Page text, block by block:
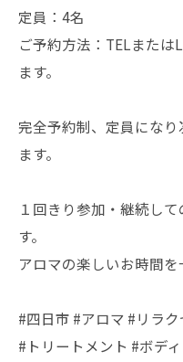
定員：4名
ご予約方法：TELまた
ます。
完全予約制、定員にな
ます。
１回きり参加・継続し
す。
アロマの楽しいお時間
#四日市 #アロマ #リラ
#トリートメント #ボデ